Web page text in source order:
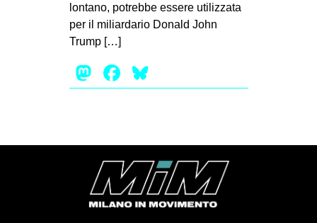
lontano, potrebbe essere utilizzata
per il miliardario Donald John
Trump […]
Mastodon
Facebook